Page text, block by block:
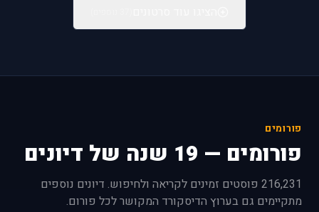
פורומים
פורומים — 19 שנה של דיונים
216,231 פוסטים זמינים לקריאה ולחיפוש. דיונים נוספים
מתקיימים גם בערוץ הדיסקורד המקושר לכל פורום.